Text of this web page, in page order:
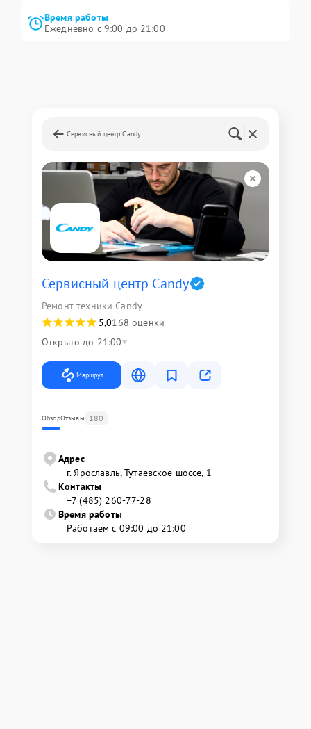
Время работы
Ежедневно с 9:00 до 21:00
Сервисный центр Candy
Сервисный центр Candy
Ремонт техники Candy
5,0168 оценки
Открыто до 21:00
Маршрут
ОбзорОтзывы 180
Адрес
г. Ярославль, Тутаевское шоссе, 1
Контакты
+7 (485) 260-77-28
Время работы
Работаем с 09:00 до 21:00